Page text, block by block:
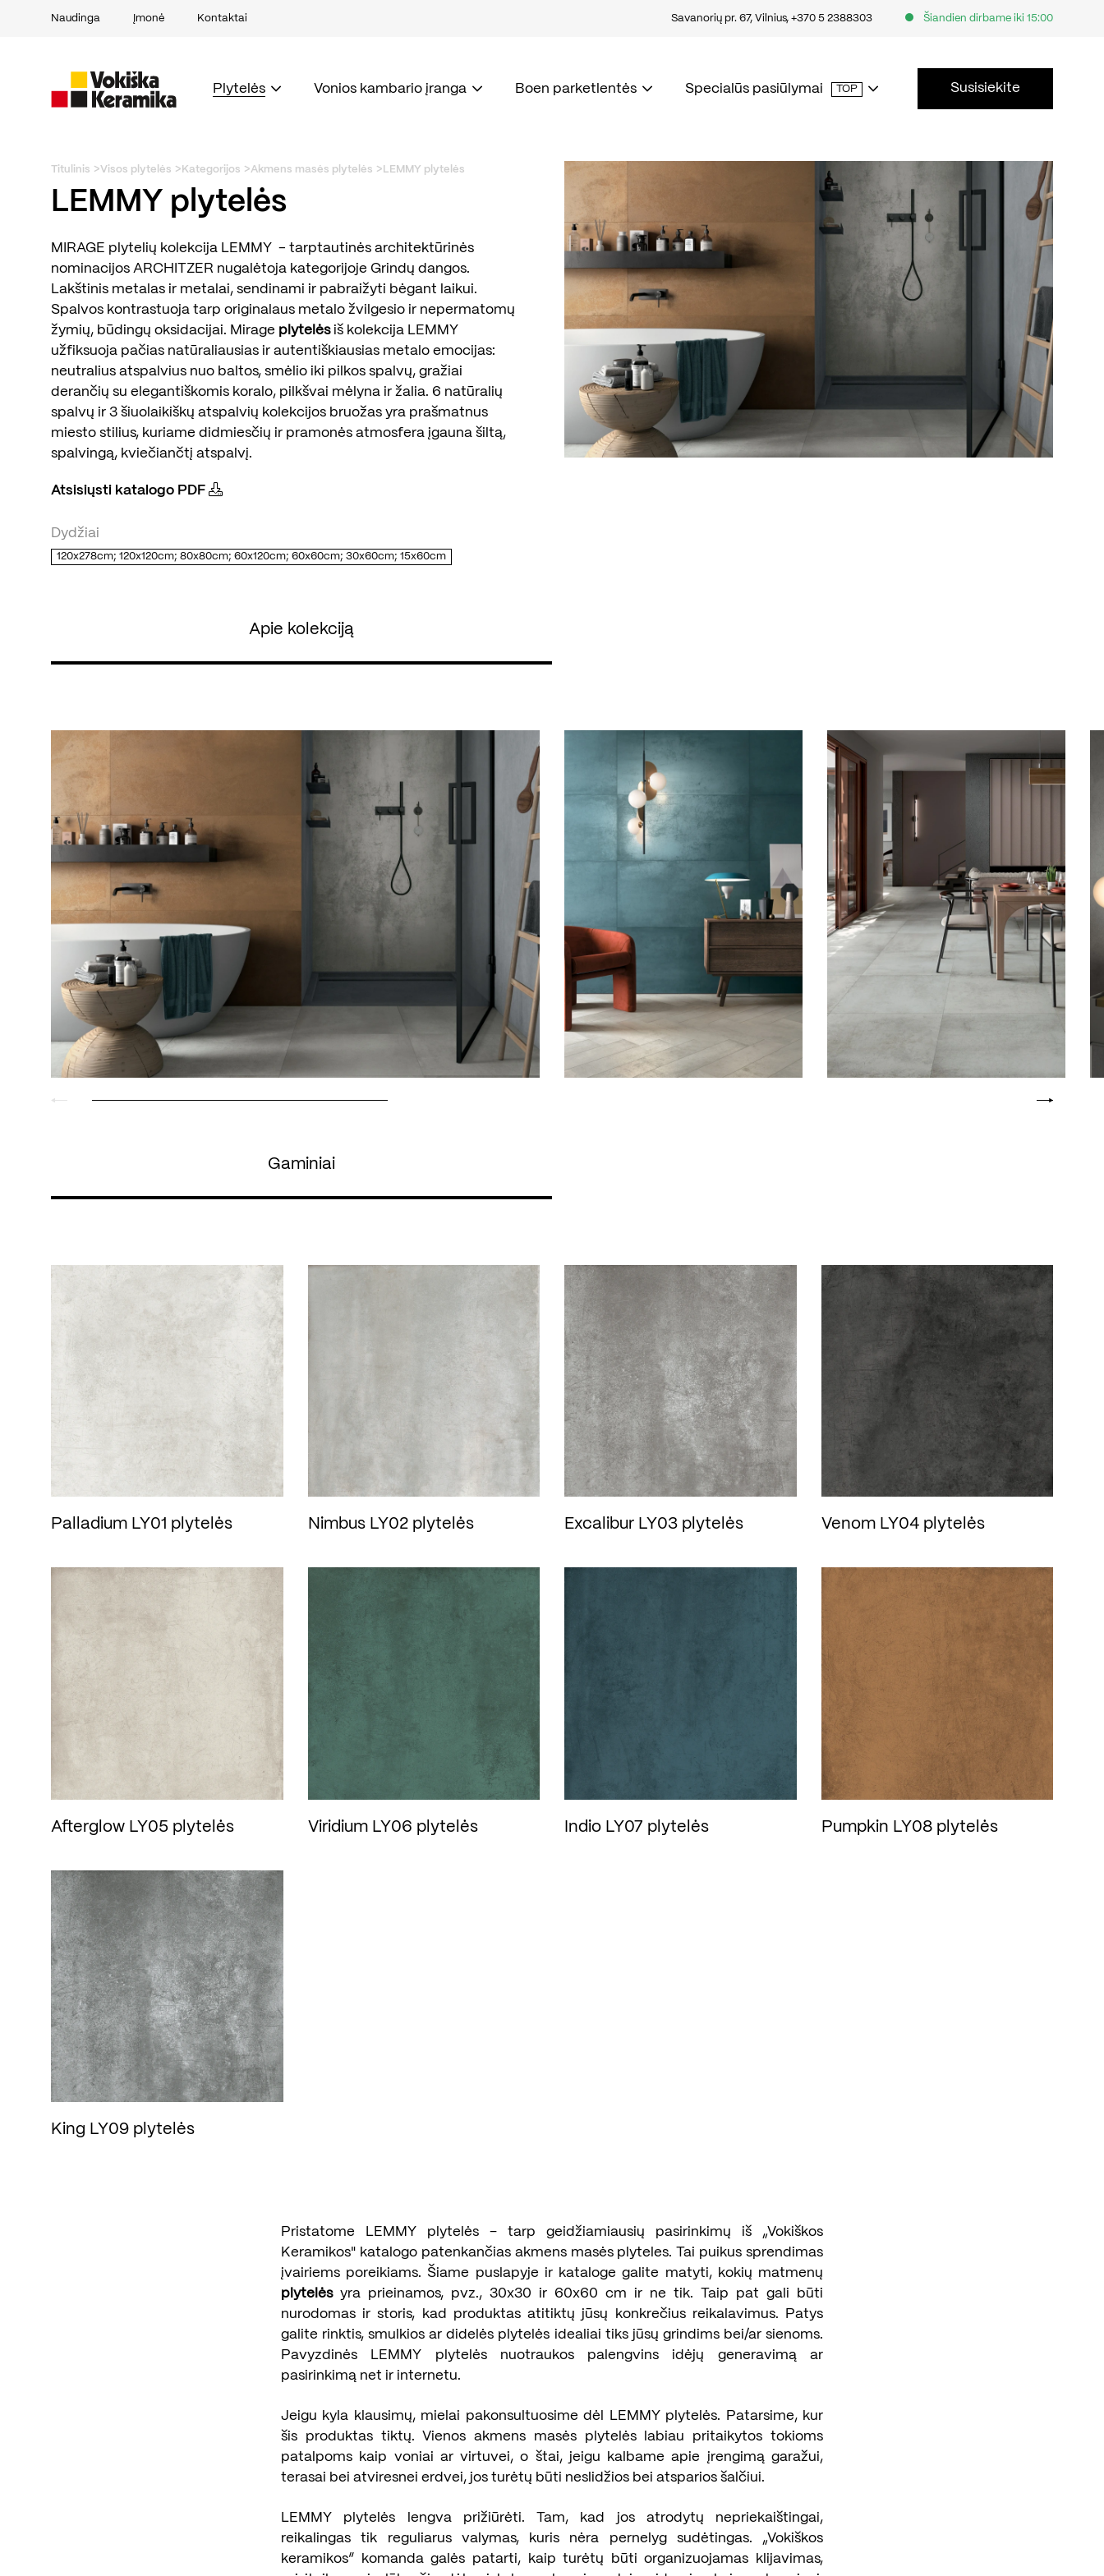
Naudinga Įmonė Kontaktai Savanorių pr. 67, Vilnius, +370 5 2388303 Šiandien dirbame iki 15:00
Plytelės Vonios kambario įranga Boen parketlentės Specialūs pasiūlymai TOP Susisiekite
Titulinis Visos plytelės Kategorijos Akmens masės plytelės LEMMY plytelės
LEMMY plytelės
MIRAGE plytelių kolekcija LEMMY - tarptautinės architektūrinės
nominacijos ARCHITZER nugalėtoja kategorijoje Grindų dangos.
Lakštinis metalas ir metalai, sendinami ir pabraižyti bėgant laikui.
Spalvos kontrastuoja tarp originalaus metalo žvilgesio ir nepermatomų
žymių, būdingų oksidacijai. Mirage plytelėsiš kolekcija LEMMY
užfiksuoja pačias natūraliausias ir autentiškiausias metalo emocijas:
neutralius atspalvius nuo baltos, smėlio iki pilkos spalvų, gražiai
derančių su elegantiškomis koralo, pilkšvai mėlyna ir žalia. 6 natūralių
spalvų ir 3 šiuolaikiškų atspalvių kolekcijos bruožas yra prašmatnus
miesto stilius, kuriame didmiesčių ir pramonės atmosfera įgauna šiltą,
spalvingą, kviečiančtį atspalvį.
Atsisiųsti katalogo PDF
Dydžiai
120x278cm; 120x120cm; 80x80cm; 60x120cm; 60x60cm; 30x60cm; 15x60cm
Apie kolekciją
Gaminiai
Palladium LY01 plytelės Nimbus LY02 plytelės Excalibur LY03 plytelės Venom LY04 plytelės
Afterglow LY05 plytelės Viridium LY06 plytelės Indio LY07 plytelės Pumpkin LY08 plytelės
King LY09 plytelės
Pristatome LEMMY plytelės – tarp geidžiamiausių pasirinkimų iš „Vokiškos
Keramikos" katalogo patenkančias akmens masės plyteles. Tai puikus sprendimas
įvairiems poreikiams. Šiame puslapyje ir kataloge galite matyti, kokių matmenų
plytelėsyra prieinamos, pvz., 30x30 ir 60x60 cm ir ne tik. Taip pat gali būti
nurodomas ir storis, kad produktas atitiktų jūsų konkrečius reikalavimus. Patys
galite rinktis, smulkios ar didelės plytelės idealiai tiks jūsų grindims bei/ar sienoms.
Pavyzdinės LEMMY plytelės nuotraukos palengvins idėjų generavimą ar
pasirinkimą net ir internetu.
Jeigu kyla klausimų, mielai pakonsultuosime dėl LEMMY plytelės. Patarsime, kur
šis produktas tiktų. Vienos akmens masės plytelės labiau pritaikytos tokioms
patalpoms kaip voniai ar virtuvei, o štai, jeigu kalbame apie įrengimą garažui,
terasai bei atviresnei erdvei, jos turėtų būti neslidžios bei atsparios šalčiui.
LEMMY plytelės lengva prižiūrėti. Tam, kad jos atrodytų nepriekaištingai,
reikalingas tik reguliarus valymas, kuris nėra pernelyg sudėtingas. „Vokiškos
keramikos“ komanda galės patarti, kaip turėtų būti organizuojamas klijavimas,